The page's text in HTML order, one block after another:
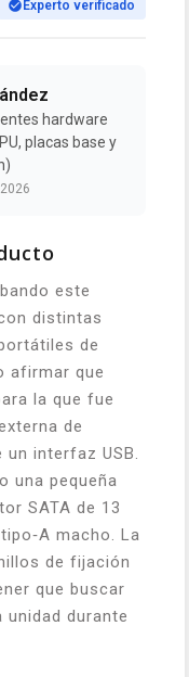
Experto verificado
hardware
placas base y
este
distintas
de
afirmar que
la que fue
de
un interfaz USB.
una pequeña
SATA de 13
macho. La
de fijación
que buscar
durante